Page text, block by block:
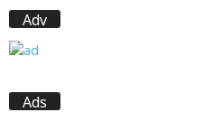
Adv
Ads